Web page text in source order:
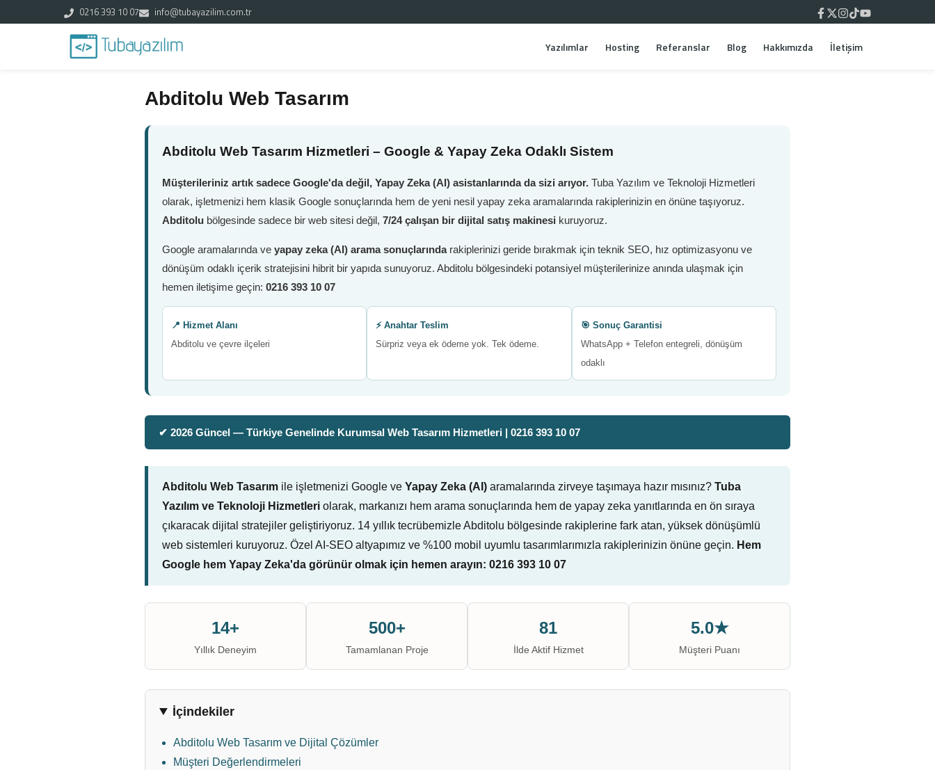
0216 393 10 07 info@tubayazilim.com.tr
Yazılımlar Hosting Referanslar Blog Hakkımızda İletişim
Abditolu Web Tasarım
Abditolu Web Tasarım Hizmetleri – Google & Yapay Zeka Odaklı Sistem
Müşterileriniz artık sadece Google'da değil, Yapay Zeka (AI) asistanlarında da sizi arıyor. Tuba Yazılım ve Teknoloji Hizmetleri
olarak, işletmenizi hem klasik Google sonuçlarında hem de yeni nesil yapay zeka aramalarında rakiplerinizin en önüne taşıyoruz.
Abditolu bölgesinde sadece bir web sitesi değil, 7/24 çalışan bir dijital satış makinesi kuruyoruz.
Google aramalarında ve yapay zeka (AI) arama sonuçlarındarakiplerinizi geride bırakmak için teknik SEO, hız optimizasyonu ve
dönüşüm odaklı içerik stratejisini hibrit bir yapıda sunuyoruz. Abditolu bölgesindeki potansiyel müşterilerinize anında ulaşmak için
hemen iletişime geçin: 0216 393 10 07
📍 Hizmet Alanı
Abditolu ve çevre ilçeleri
⚡ Anahtar Teslim
Sürpriz veya ek ödeme yok. Tek ödeme.
🎯 Sonuç Garantisi
WhatsApp + Telefon entegreli, dönüşüm
odaklı
✔ 2026 Güncel — Türkiye Genelinde Kurumsal Web Tasarım Hizmetleri | 0216 393 10 07
Abditolu Web Tasarım ile işletmenizi Google ve Yapay Zeka (AI) aramalarında zirveye taşımaya hazır mısınız? Tuba
Yazılım ve Teknoloji Hizmetleri olarak, markanızı hem arama sonuçlarında hem de yapay zeka yanıtlarında en ön sıraya
çıkaracak dijital stratejiler geliştiriyoruz. 14 yıllık tecrübemizle Abditolu bölgesinde rakiplerine fark atan, yüksek dönüşümlü
web sistemleri kuruyoruz. Özel AI-SEO altyapımız ve %100 mobil uyumlu tasarımlarımızla rakiplerinizin önüne geçin. Hem
Google hem Yapay Zeka'da görünür olmak için hemen arayın: 0216 393 10 07
14+
Yıllık Deneyim
500+
Tamamlanan Proje
81
İlde Aktif Hizmet
5.0★
Müşteri Puanı
İçindekiler
Abditolu Web Tasarım ve Dijital Çözümler
Müşteri Değerlendirmeleri